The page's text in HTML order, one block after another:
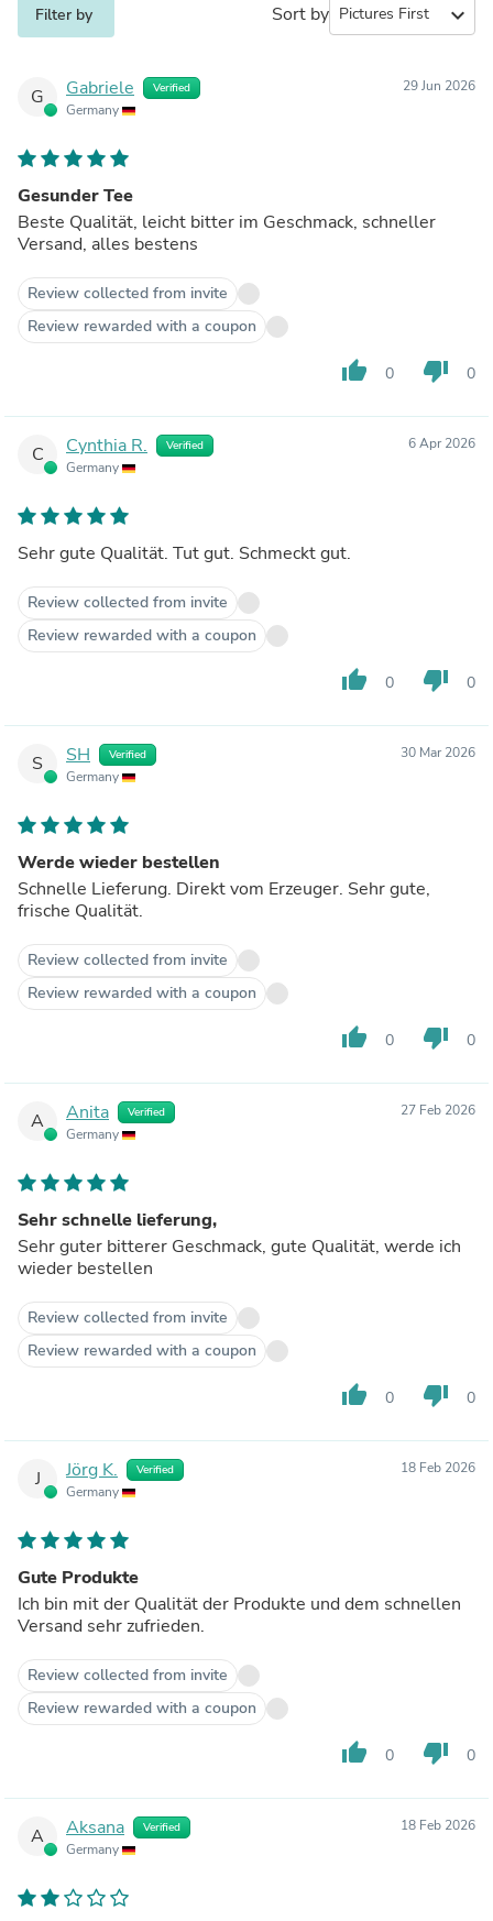
Filter by Sort by expand_more
G Gabriele Verified
Germany
29 Jun 2026
Gesunder Tee
Beste Qualität, leicht bitter im Geschmack, schneller
Versand, alles bestens
Review collected from invite
Review rewarded with a coupon
thumb_up 0 thumb_down 0
C Cynthia R. Verified
Germany
6 Apr 2026
Sehr gute Qualität. Tut gut. Schmeckt gut.
Review collected from invite
Review rewarded with a coupon
thumb_up 0 thumb_down 0
S SH Verified
Germany
30 Mar 2026
Werde wieder bestellen
Schnelle Lieferung. Direkt vom Erzeuger. Sehr gute,
frische Qualität.
Review collected from invite
Review rewarded with a coupon
thumb_up 0 thumb_down 0
A Anita Verified
Germany
27 Feb 2026
Sehr schnelle lieferung,
Sehr guter bitterer Geschmack, gute Qualität, werde ich
wieder bestellen
Review collected from invite
Review rewarded with a coupon
thumb_up 0 thumb_down 0
J Jörg K. Verified
Germany
18 Feb 2026
Gute Produkte
Ich bin mit der Qualität der Produkte und dem schnellen
Versand sehr zufrieden.
Review collected from invite
Review rewarded with a coupon
thumb_up 0 thumb_down 0
A Aksana Verified
Germany
18 Feb 2026